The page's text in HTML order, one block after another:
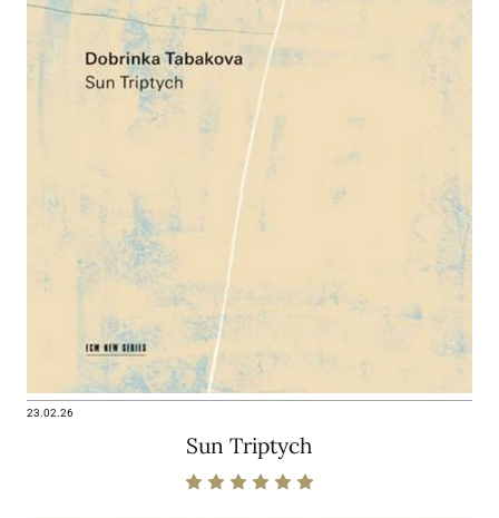
23.02.26
Sun Triptych